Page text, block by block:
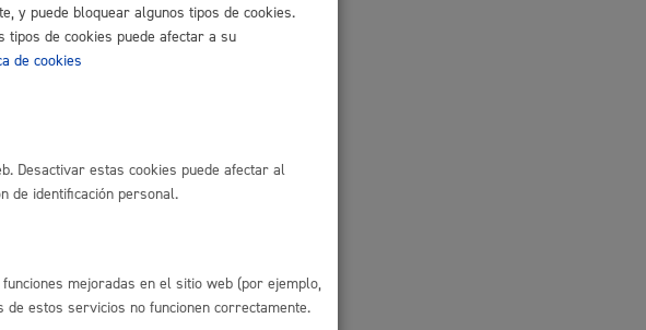
de anuncios oficiales
de transparencia
euskera
y puede bloquear algunos tipos de cookies.
tipos de cookies puede afectar a su
de cookies
Desactivar estas cookies puede afectar al
de identificación personal.
mejoradas en el sitio web (por ejemplo,
estos servicios no funcionen correctamente.